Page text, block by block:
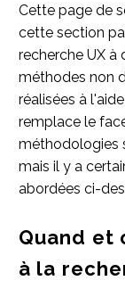
Cette page de
cette section
recherche UX à
méthodes non
réalisées à
remplace le
méthodologies
mais il y a
abordées ci-
Quand et
à la